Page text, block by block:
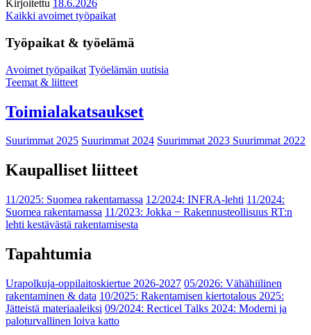
Kirjoitettu 18.6.2026
Kaikki avoimet työpaikat
Työpaikat & työelämä
Avoimet työpaikat Työelämän uutisia
Teemat & liitteet
Toimialakatsaukset
Suurimmat 2025 Suurimmat 2024 Suurimmat 2023 Suurimmat 2022
Kaupalliset liitteet
11/2025: Suomea rakentamassa 12/2024: INFRA-lehti 11/2024:
Suomea rakentamassa 11/2023: Jokka − Rakennusteollisuus RT:n
lehti kestävästä rakentamisesta
Tapahtumia
Urapolkuja-oppilaitoskiertue 2026-2027 05/2026: Vähähiilinen
rakentaminen & data 10/2025: Rakentamisen kiertotalous 2025:
Jätteistä materiaaleiksi 09/2024: Recticel Talks 2024: Moderni ja
paloturvallinen loiva katto